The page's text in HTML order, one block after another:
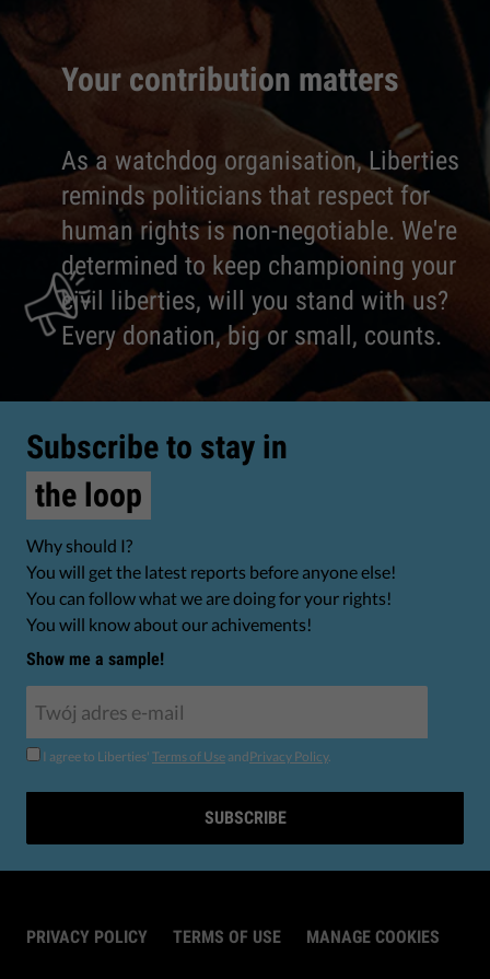
Your contribution matters
As a watchdog organisation, Liberties
reminds politicians that respect for
human rights is non-negotiable. We're
determined to keep championing your
civil liberties, will you stand with us?
Every donation, big or small, counts.
Subscribe to stay in
the loop
Why should I?
You will get the latest reports before anyone else!
You can follow what we are doing for your rights!
You will know about our achivements!
Show me a sample!
I agree to Liberties' Terms of Use andPrivacy Policy.
SUBSCRIBE
PRIVACY POLICY TERMS OF USE MANAGE COOKIES